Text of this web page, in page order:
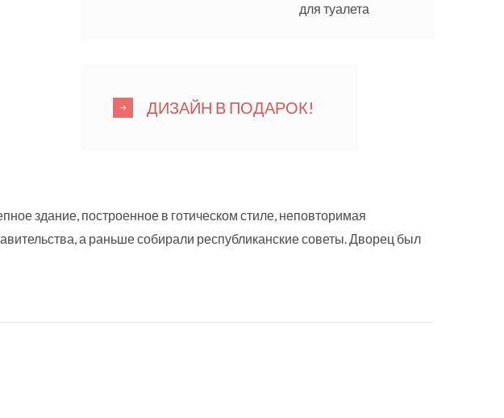
для туалета
ДИЗАЙН В ПОДАРОК!
здание, построенное в готическом стиле, неповторимая
а раньше собирали республиканские советы. Дворец был
революций и других катаклизмов, в настоящее время дворец
каждому иноземному человеку.